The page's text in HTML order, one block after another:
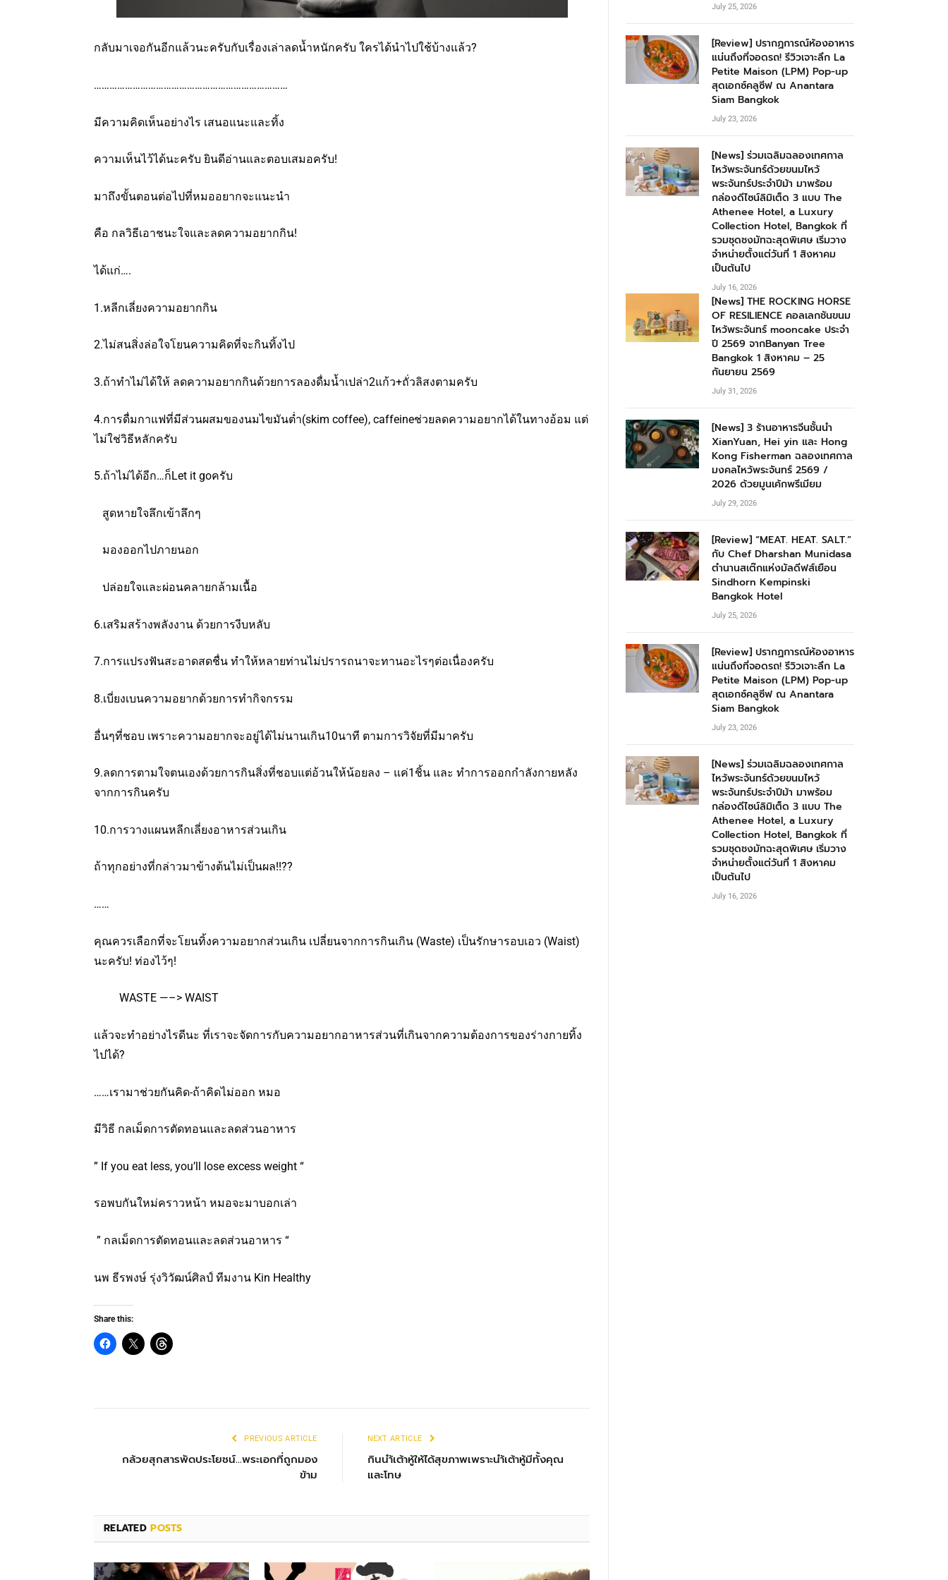
กลับมาเจอกันอีกแล้วนะครับกับเรื่องเล่าลดน้ำหนักครับ ใครได้นำไปใช้บ้างแล้ว?
…………………………………………………………………
มีความคิดเห็นอย่างไร เสนอแนะและทิ้ง
ความเห็นไว้ได้นะครับ ยินดีอ่านและตอบเสมอครับ!
มาถึงขั้นตอนต่อไปที่หมออยากจะแนะนำ
คือ กลวิธีเอาชนะใจและลดความอยากกิน!
ได้แก่….
1.หลีกเลี่ยงความอยากกิน
2.ไม่สนสิ่งล่อใจโยนความคิดที่จะกินทิ้งไป
3.ถ้าทำไม่ได้ให้ ลดความอยากกินด้วยการลองดื่มน้ำเปล่า2แก้ว+ถั่วลิสงตามครับ
4.การดื่มกาแฟที่มีส่วนผสมของนมไขมันต่ำ(skim coffee), caffeineช่วยลดความอยากได้ในทางอ้อม แต่
ไม่ใช่วิธีหลักครับ
5.ถ้าไม่ได้อีก…ก็Let it goครับ
สูดหายใจลึกเข้าลึกๆ
มองออกไปภายนอก
ปล่อยใจและผ่อนคลายกล้ามเนื้อ
6.เสริมสร้างพลังงาน ด้วยการงีบหลับ
7.การแปรงฟันสะอาดสดชื่น ทำให้หลายท่านไม่ปรารถนาจะทานอะไรๆต่อเนื่องครับ
8.เบี่ยงเบนความอยากด้วยการทำกิจกรรม
อื่นๆที่ชอบ เพราะความอยากจะอยู่ได้ไม่นานเกิน10นาที ตามการวิจัยที่มีมาครับ
9.ลดการตามใจตนเองด้วยการกินสิ่งที่ชอบแต่อ้วนให้น้อยลง – แค่1ชิ้น และ ทำการออกกำลังกายหลัง
จากการกินครับ
10.การวางแผนหลีกเลี่ยงอาหารส่วนเกิน
ถ้าทุกอย่างที่กล่าวมาข้างต้นไม่เป็นผล!!??
……
คุณควรเลือกที่จะโยนทิ้งความอยากส่วนเกิน เปลี่ยนจากการกินเกิน (Waste) เป็นรักษารอบเอว (Waist)
นะครับ! ท่องไว้ๆ!
WASTE —–> WAIST
แล้วจะทำอย่างไรดีนะ ที่เราจะจัดการกับความอยากอาหารส่วนที่เกินจากความต้องการของร่างกายทิ้ง
ไปได้?
……เรามาช่วยกันคิด-ถ้าคิดไม่ออก หมอ
มีวิธี กลเม็ดการตัดทอนและลดส่วนอาหาร
” If you eat less, you’ll lose excess weight “
รอพบกันใหม่คราวหน้า หมอจะมาบอกเล่า
” กลเม็ดการตัดทอนและลดส่วนอาหาร “
นพ ธีรพงษ์ รุ่งวิวัฒน์ศิลป์ ทีมงาน Kin Healthy
Share this:
PREVIOUS ARTICLE
กล้วยสุกสารพัดประโยชน์…พระเอกที่ถูกมอง
ข้าม
NEXT ARTICLE
กินนำ้เต้าหู้ให้ได้สุขภาพเพราะนำ้เต้าหู้มีทั้งคุณ
และโทษ
RELATEDPOSTS
July 25, 2026
[Review] ปรากฏการณ์ห้องอาหาร
แน่นถึงที่จอดรถ! รีวิวเจาะลึก La
Petite Maison (LPM) Pop-up
สุดเอกซ์คลูซีฟ ณ Anantara
Siam Bangkok
July 23, 2026
[News] ร่วมเฉลิมฉลองเทศกาล
ไหว้พระจันทร์ด้วยขนมไหว้
พระจันทร์ประจำปีม้า มาพร้อม
กล่องดีไซน์ลิมิเต็ด 3 แบบ The
Athenee Hotel, a Luxury
Collection Hotel, Bangkok ที่
รวมชุดชงมัทฉะสุดพิเศษ เริ่มวาง
จำหน่ายตั้งแต่วันที่ 1 สิงหาคม
เป็นต้นไป
July 16, 2026
[News] THE ROCKING HORSE
OF RESILIENCE คอลเลกชันขนม
ไหว้พระจันทร์ mooncake ประจำ
ปี 2569 จากBanyan Tree
Bangkok 1 สิงหาคม – 25
กันยายน 2569
July 31, 2026
[News] 3 ร้านอาหารจีนชั้นนำ
XianYuan, Hei yin และ Hong
Kong Fisherman ฉลองเทศกาล
มงคลไหว้พระจันทร์ 2569 /
2026 ด้วยมูนเค้กพรีเมียม
July 29, 2026
[Review] “MEAT. HEAT. SALT.”
กับ Chef Dharshan Munidasa
ตำนานสเต๊กแห่งมัลดีฟส์เยือน
Sindhorn Kempinski
Bangkok Hotel
July 25, 2026
[Review] ปรากฏการณ์ห้องอาหาร
แน่นถึงที่จอดรถ! รีวิวเจาะลึก La
Petite Maison (LPM) Pop-up
สุดเอกซ์คลูซีฟ ณ Anantara
Siam Bangkok
July 23, 2026
[News] ร่วมเฉลิมฉลองเทศกาล
ไหว้พระจันทร์ด้วยขนมไหว้
พระจันทร์ประจำปีม้า มาพร้อม
กล่องดีไซน์ลิมิเต็ด 3 แบบ The
Athenee Hotel, a Luxury
Collection Hotel, Bangkok ที่
รวมชุดชงมัทฉะสุดพิเศษ เริ่มวาง
จำหน่ายตั้งแต่วันที่ 1 สิงหาคม
เป็นต้นไป
July 16, 2026